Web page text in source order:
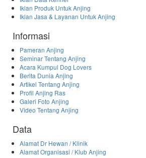
Iklan Produk Untuk Anjing
Iklan Jasa & Layanan Untuk Anjing
Informasi
Pameran Anjing
Seminar Tentang Anjing
Acara Kumpul Dog Lovers
Berita Dunia Anjing
Artikel Tentang Anjing
Profil Anjing Ras
Galeri Foto Anjing
Video Tentang Anjing
Data
Alamat Dr Hewan / Klinik
Alamat Organisasi / Klub Anjing